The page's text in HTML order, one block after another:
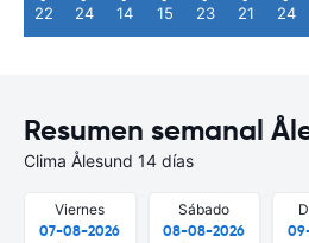
22 24 14 15 23 21 24
Resumen semanal
Clima Ålesund 14 días
Viernes
07-08-2026
Sábado
08-08-2026